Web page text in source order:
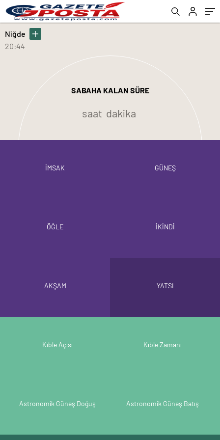
Niğde
20:44
SABAHA KALAN SÜRE
saat dakika
İMSAK GÜNEŞ
ÖĞLE İKİNDİ
AKŞAM YATSI
Kıble Açısı Kıble Zamanı
Astronomik Güneş Doğuş Astronomik Güneş Batış